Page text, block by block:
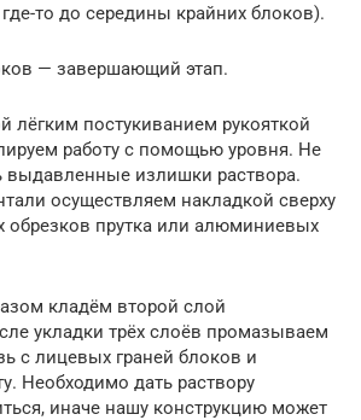
где-то до середины крайних блоков).
— завершающий этап.
лёгким постукиванием рукояткой
работу с помощью уровня. Не
выдавленные излишки раствора.
осуществляем накладкой сверху
обрезков прутка или алюминиевых
кладём второй слой
укладки трёх слоёв промазываем
с лицевых граней блоков и
Необходимо дать раствору
иначе нашу конструкцию может